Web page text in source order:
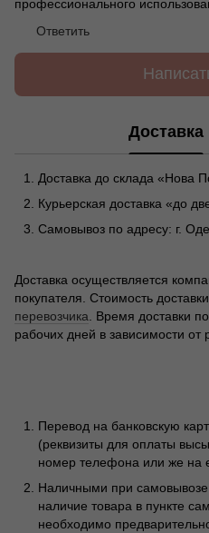
профессионального
Ответить
Доставка
Доставка до склада «Нова
Курьерская доставка «до
Самовывоз по адресу: г.
Доставка осуществляется
покупателя. Стоимость
перевозчика . Время доставки
рабочих дней в зависимости от
Перевод на банковскую
(реквизиты для оплаты
номер телефона или же на
Наличными при
наличие товара в пункте
необходимо